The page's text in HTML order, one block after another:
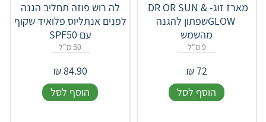
מארז זוג- ‎ DR‎ ‎OR‎ ‎SUN ‎&
‎GLOW‎ ‎שפתון להגנה
מהשמש
9 מ"ל
72
₪
הוסף לסל
לה רוש פוזה תחליב הגנה
לפנים אנתליוס פלואיד שקוף
עם SPF50
50 מ"ל
84.90
₪
הוסף לסל